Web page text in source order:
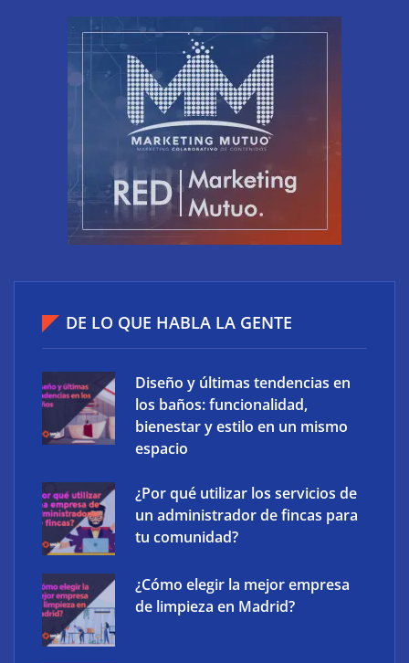
una mayor eficiencia y una menor complejidad con
su cartera integrada y soluciones inteligentes
Ucademy lanza la marca Polaris para adaptar la
preparación de oposiciones al perfil del estudiante
Atos consigue la exclusiva certificación en
DE LO QUE HABLA LA GENTE
Diseño y últimas tendencias en
los baños: funcionalidad,
bienestar y estilo en un mismo
espacio
¿Por qué utilizar los servicios de
un administrador de fincas para
tu comunidad?
¿Cómo elegir la mejor empresa
de limpieza en Madrid?